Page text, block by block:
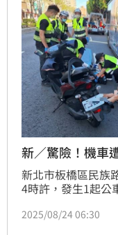
新／驚險！機車
新北市板橋區民族
4時許，發生1起公
車當場犁田倒地，
2025/08/24 06:30